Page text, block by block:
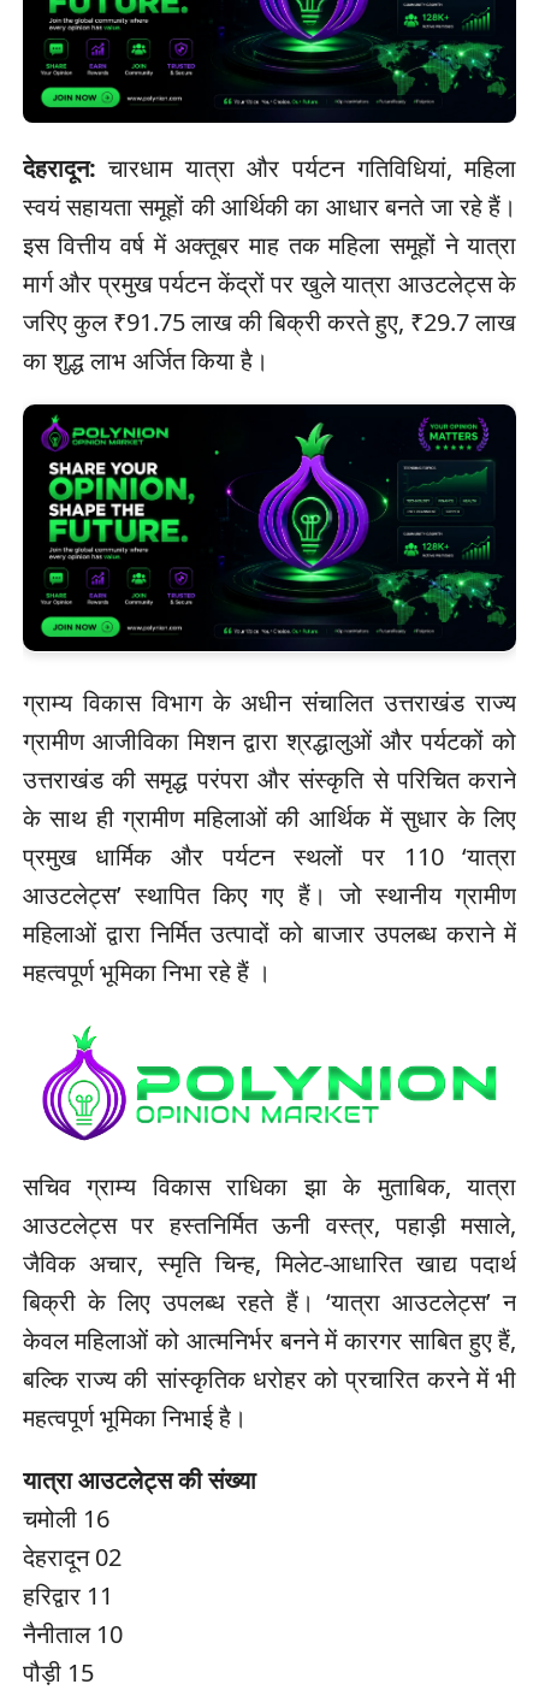
देहरादून:चारधाम यात्रा और पर्यटन गतिविधियां, महिला
स्वयं सहायता समूहों की आर्थिकी का आधार बनते जा रहे हैं।
इस वित्तीय वर्ष में अक्तूबर माह तक महिला समूहों ने यात्रा
मार्ग और प्रमुख पर्यटन केंद्रों पर खुले यात्रा आउटलेट्स के
जरिए कुल ₹91.75 लाख की बिक्री करते हुए, ₹29.7 लाख
का शुद्ध लाभ अर्जित किया है।
ग्राम्य विकास विभाग के अधीन संचालित उत्तराखंड राज्य
ग्रामीण आजीविका मिशन द्वारा श्रद्धालुओं और पर्यटकों को
उत्तराखंड की समृद्ध परंपरा और संस्कृति से परिचित कराने
के साथ ही ग्रामीण महिलाओं की आर्थिक में सुधार के लिए
प्रमुख धार्मिक और पर्यटन स्थलों पर 110 ‘यात्रा
आउटलेट्स’ स्थापित किए गए हैं। जो स्थानीय ग्रामीण
महिलाओं द्वारा निर्मित उत्पादों को बाजार उपलब्ध कराने में
महत्वपूर्ण भूमिका निभा रहे हैं ।
सचिव ग्राम्य विकास राधिका झा के मुताबिक, यात्रा
आउटलेट्स पर हस्तनिर्मित ऊनी वस्त्र, पहाड़ी मसाले,
जैविक अचार, स्मृति चिन्ह, मिलेट-आधारित खाद्य पदार्थ
बिक्री के लिए उपलब्ध रहते हैं। ‘यात्रा आउटलेट्स’ न
केवल महिलाओं को आत्मनिर्भर बनने में कारगर साबित हुए हैं,
बल्कि राज्य की सांस्कृतिक धरोहर को प्रचारित करने में भी
महत्वपूर्ण भूमिका निभाई है।
यात्रा आउटलेट्स की संख्या
चमोली 16
देहरादून 02
हरिद्वार 11
नैनीताल 10
पौड़ी 15